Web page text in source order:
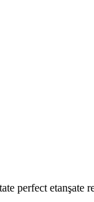
perfect etanşate